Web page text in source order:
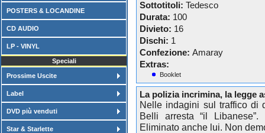
POSTERS & LOCANDINE
CD AUDIO
LP - VINYL
Speciali
Prossime Uscite
Label
DVD più venduti
Star & Starlette
Sottotitoli: Tedesco
Durata: 100
Divieto: 16
Dischi: 1
Confezione: Amaray
Extras:
Booklet
La polizia incrimina, la legge
Nelle indagini sul traffico di
Belli arresta “il
Eliminato anche lui. Non